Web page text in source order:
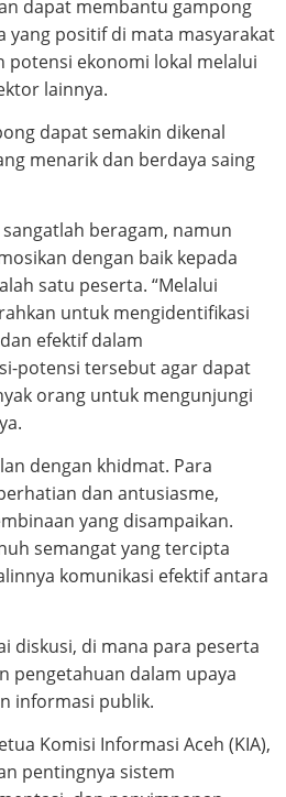
dapat membantu gampong
yang positif di mata masyarakat
potensi ekonomi lokal melalui
lainnya.
dapat semakin dikenal
menarik dan berdaya saing
beragam, namun
dengan baik kepada
satu peserta. “Melalui
untuk mengidentifikasi
efektif dalam
potensi tersebut agar dapat
orang untuk mengunjungi
dengan khidmat. Para
dan antusiasme,
yang disampaikan.
semangat yang tercipta
komunikasi efektif antara
diskusi, di mana para peserta
pengetahuan dalam upaya
informasi publik.
Komisi Informasi Aceh (KIA),
pentingnya sistem